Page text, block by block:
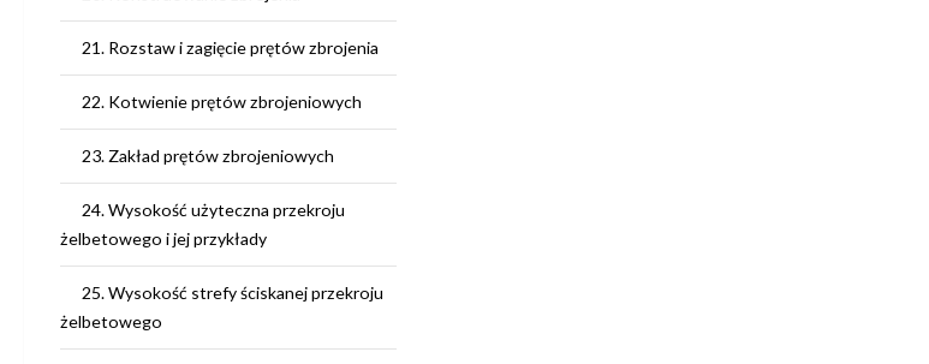
21. Rozstaw i zagięcie prętów zbrojenia
22. Kotwienie prętów zbrojeniowych
23. Zakład prętów zbrojeniowych
24. Wysokość użyteczna przekroju
żelbetowego i jej przykłady
25. Wysokość strefy ściskanej przekroju
żelbetowego